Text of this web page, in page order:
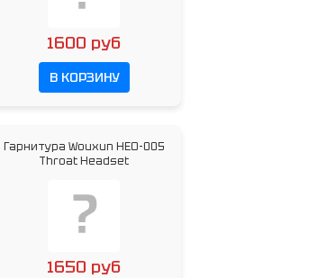
1600 руб
В КОРЗИНУ
Гарнитура Wouxun HEO-005
Throat Headset
1650 руб